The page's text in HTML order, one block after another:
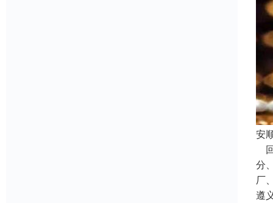
安
分
厂
遵